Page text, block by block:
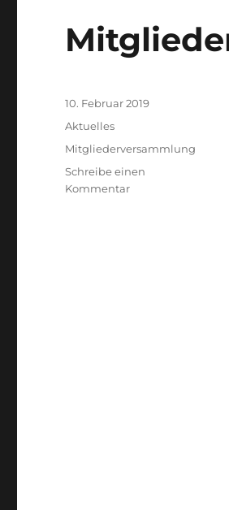
Veröffentlicht
am
10. Februar 2019
Kategorien
Aktuelles
Schlagwörter
Mitgliederversammlung
Schreibe einen
Kommentarzu